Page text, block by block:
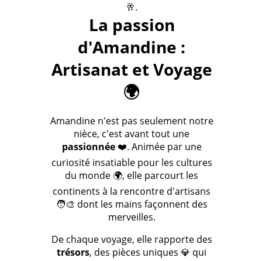
🥂.
La passion
d'Amandine :
Artisanat et Voyage
🌍
Amandine n'est pas seulement notre
nièce, c'est avant tout une
passionnée❤️. Animée par une
curiosité insatiable pour les cultures
du monde 🌍, elle parcourt les
continents à la rencontre d'artisans
🧑‍🎨 dont les mains façonnent des
merveilles.
De chaque voyage, elle rapporte des
trésors, des pièces uniques 💎 qui